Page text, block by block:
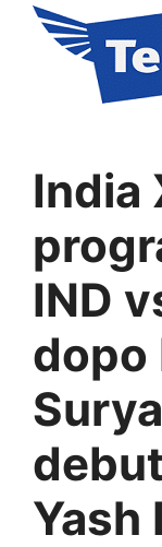
contenuto
India
IND
dopo
Yash